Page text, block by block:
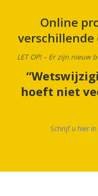
Online
verschillende
LET OP! – Er zijn nieuw
“
hoeft niet
Schrijf u hier